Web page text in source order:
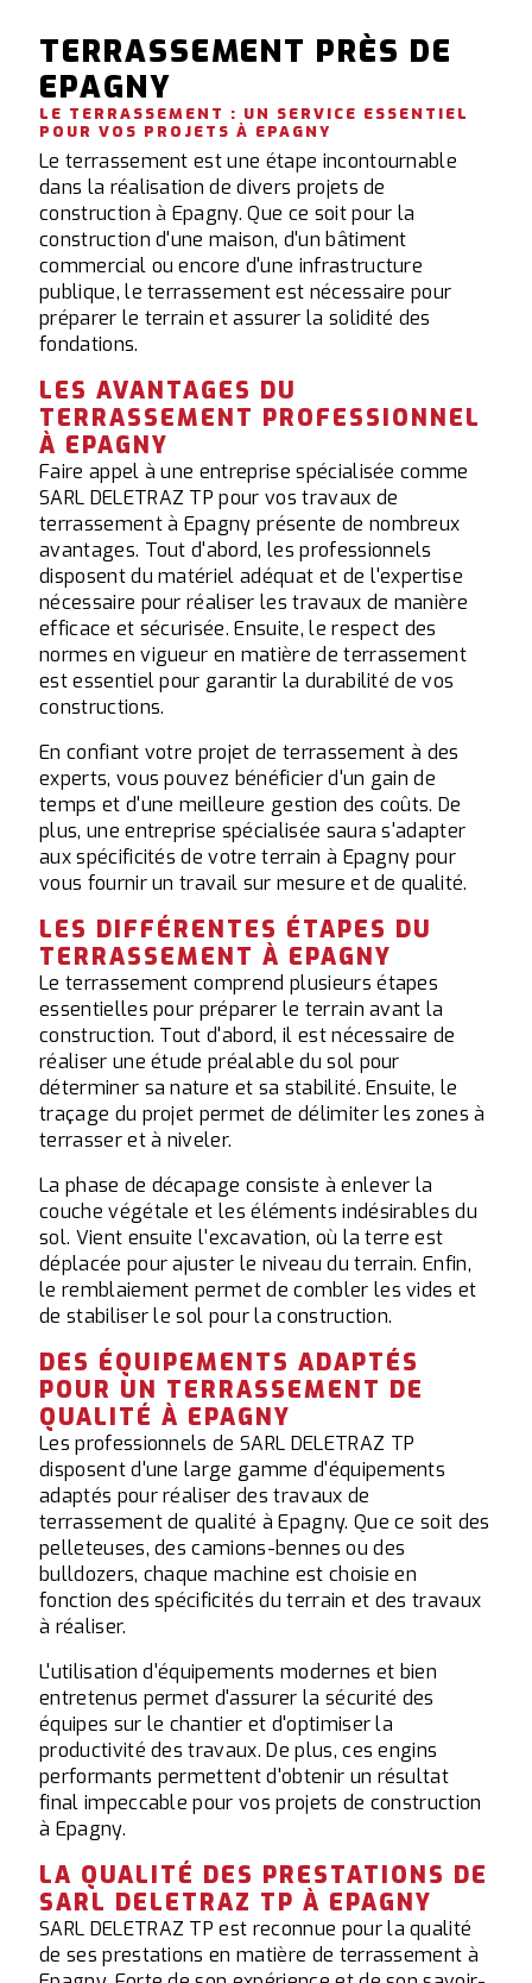
TERRASSEMENT PRÈS DE
EPAGNY
LE TERRASSEMENT : UN SERVICE ESSENTIEL
POUR VOS PROJETS À EPAGNY
Le terrassement est une étape incontournable
dans la réalisation de divers projets de
construction à Epagny. Que ce soit pour la
construction d'une maison, d'un bâtiment
commercial ou encore d'une infrastructure
publique, le terrassement est nécessaire pour
préparer le terrain et assurer la solidité des
fondations.
LES AVANTAGES DU
TERRASSEMENT PROFESSIONNEL
À EPAGNY
Faire appel à une entreprise spécialisée comme
SARL DELETRAZ TP pour vos travaux de
terrassement à Epagny présente de nombreux
avantages. Tout d'abord, les professionnels
disposent du matériel adéquat et de l'expertise
nécessaire pour réaliser les travaux de manière
efficace et sécurisée. Ensuite, le respect des
normes en vigueur en matière de terrassement
est essentiel pour garantir la durabilité de vos
constructions.
En confiant votre projet de terrassement à des
experts, vous pouvez bénéficier d'un gain de
temps et d'une meilleure gestion des coûts. De
plus, une entreprise spécialisée saura s'adapter
aux spécificités de votre terrain à Epagny pour
vous fournir un travail sur mesure et de qualité.
LES DIFFÉRENTES ÉTAPES DU
TERRASSEMENT À EPAGNY
Le terrassement comprend plusieurs étapes
essentielles pour préparer le terrain avant la
construction. Tout d'abord, il est nécessaire de
réaliser une étude préalable du sol pour
déterminer sa nature et sa stabilité. Ensuite, le
traçage du projet permet de délimiter les zones à
terrasser et à niveler.
La phase de décapage consiste à enlever la
couche végétale et les éléments indésirables du
sol. Vient ensuite l'excavation, où la terre est
déplacée pour ajuster le niveau du terrain. Enfin,
le remblaiement permet de combler les vides et
de stabiliser le sol pour la construction.
DES ÉQUIPEMENTS ADAPTÉS
POUR UN TERRASSEMENT DE
QUALITÉ À EPAGNY
Les professionnels de SARL DELETRAZ TP
disposent d'une large gamme d'équipements
adaptés pour réaliser des travaux de
terrassement de qualité à Epagny. Que ce soit des
pelleteuses, des camions-bennes ou des
bulldozers, chaque machine est choisie en
fonction des spécificités du terrain et des travaux
à réaliser.
L'utilisation d'équipements modernes et bien
entretenus permet d'assurer la sécurité des
équipes sur le chantier et d'optimiser la
productivité des travaux. De plus, ces engins
performants permettent d'obtenir un résultat
final impeccable pour vos projets de construction
à Epagny.
LA QUALITÉ DES PRESTATIONS DE
SARL DELETRAZ TP À EPAGNY
SARL DELETRAZ TP est reconnue pour la qualité
de ses prestations en matière de terrassement à